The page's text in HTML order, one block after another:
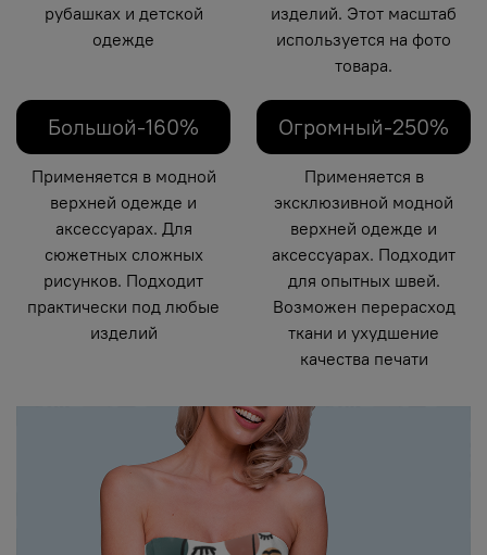
рубашках и детской
одежде
изделий. Этот масштаб
используется на фото
товара.
Большой-160%
Применяется в модной
верхней одежде и
аксессуарах. Для
сюжетных сложных
рисунков. Подходит
практически под любые
изделий
Огромный-250%
Применяется в
эксклюзивной модной
верхней одежде и
аксессуарах. Подходит
для опытных швей.
Возможен перерасход
ткани и ухудшение
качества печати